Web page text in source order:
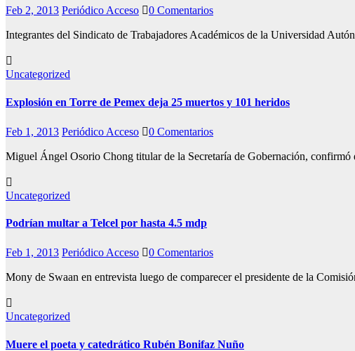
Feb 2, 2013 Periódico Acceso 0 Comentarios
Integrantes del Sindicato de Trabajadores Académicos de la Universidad
Uncategorized
Explosión en Torre de Pemex deja 25 muertos y 101 heridos
Feb 1, 2013 Periódico Acceso 0 Comentarios
Miguel Ángel Osorio Chong titular de la Secretaría de Gobernación,
Uncategorized
Podrían multar a Telcel por hasta 4.5 mdp
Feb 1, 2013 Periódico Acceso 0 Comentarios
Mony de Swaan en entrevista luego de comparecer el presidente de la
Uncategorized
Muere el poeta y catedrático Rubén Bonifaz Nuño